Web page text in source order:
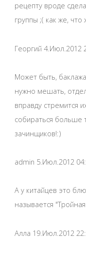
рецепту вроде
группы ;( как же, что
Георгий 4.Июл.2012
Может быть,
нужно мешать,
вправду стремится
собираться больше
зачинщиков!:)
admin 5.Июл.2012
А у китайцев это
называется
Алла 19.Июл.2012